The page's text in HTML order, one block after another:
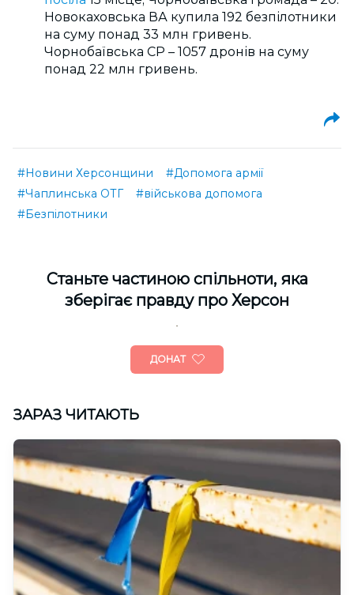
Новокаховська ВА купила 192 безпілотники
на суму понад 33 млн гривень.
Чорнобаївська СР – 1057 дронів на суму
понад 22 млн гривень.
#Новини Херсонщини
#Допомога армії
#Чаплинська ОТГ
#військова допомога
#Безпілотники
Cтаньте частиною спільноти, яка
зберігає правду про Херсон
ДОНАТ
ЗАРАЗ ЧИТАЮТЬ